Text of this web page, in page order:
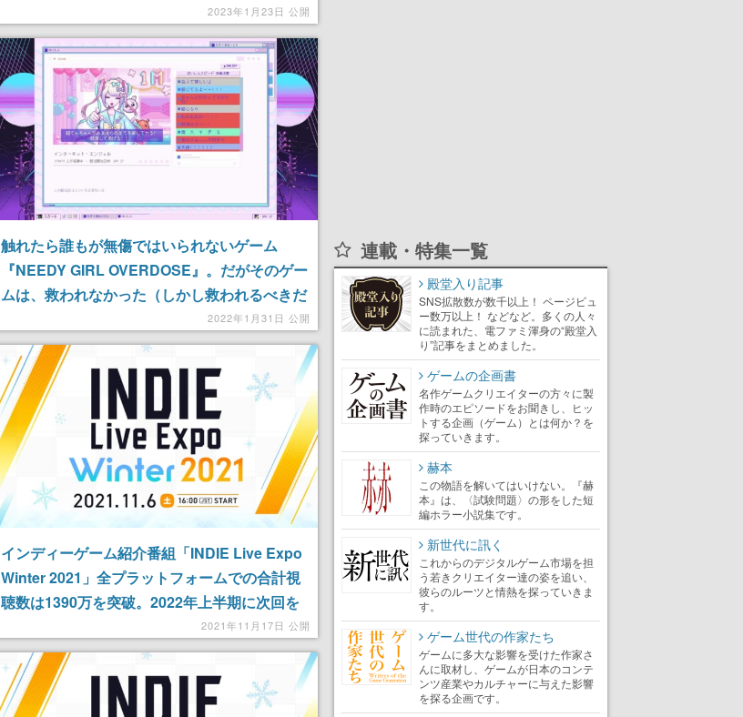
OVERDOSE』のはじまりからおわりまで。
2023年1月23日 公開
触れたら誰もが無傷ではいられないゲーム
『NEEDY GIRL OVERDOSE』。だがそのゲー
ムは、救われなかった（しかし救われるべきだ
った）心の古傷を救うのかもしれない2022年1月31日 公開
インディーゲーム紹介番組「INDIE Live Expo
Winter 2021」全プラットフォームでの合計視
聴数は1390万を突破。2022年上半期に次回を
2021年11月17日 公開
連載・特集一覧
殿堂入り記事
SNS拡散数が数千以上！ ページビュ
ー数万以上！ などなど。多くの人々
に読まれた、電ファミ渾身の“殿堂入
り”記事をまとめました。
ゲームの企画書
名作ゲームクリエイターの方々に製
作時のエピソードをお聞きし、ヒッ
トする企画（ゲーム）とは何か？を
探っていきます。
赫本
この物語を解いてはいけない。『赫
本』は、〈試験問題〉の形をした短
編ホラー小説集です。
新世代に訊く
これからのデジタルゲーム市場を担
う若きクリエイター達の姿を追い、
彼らのルーツと情熱を探っていきま
す。
ゲーム世代の作家たち
ゲームに多大な影響を受けた作家さ
んに取材し、ゲームが日本のコンテ
ンツ産業やカルチャーに与えた影響
を探る企画です。